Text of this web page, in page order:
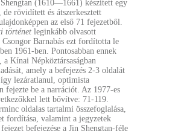
Shengtan (1610—1661) készített egy
rövidített és átszerkesztett
az első 71 fejezetből.
történet leginkább olvasott
Csongor Barnabás ezt fordította le
1961-ben. Pontosabban ennek
a Kínai Népköztársaságban
amely a befejezés 2-3 oldalát
így lezáratlanul, optimista
fejezte be a narrációt. Az 1977-es
lett bővítve: 71-119.
oldalas tartalmi összefoglalása,
fordítása, valamint a jegyzetek
befejezése a Jin Shengtan-féle